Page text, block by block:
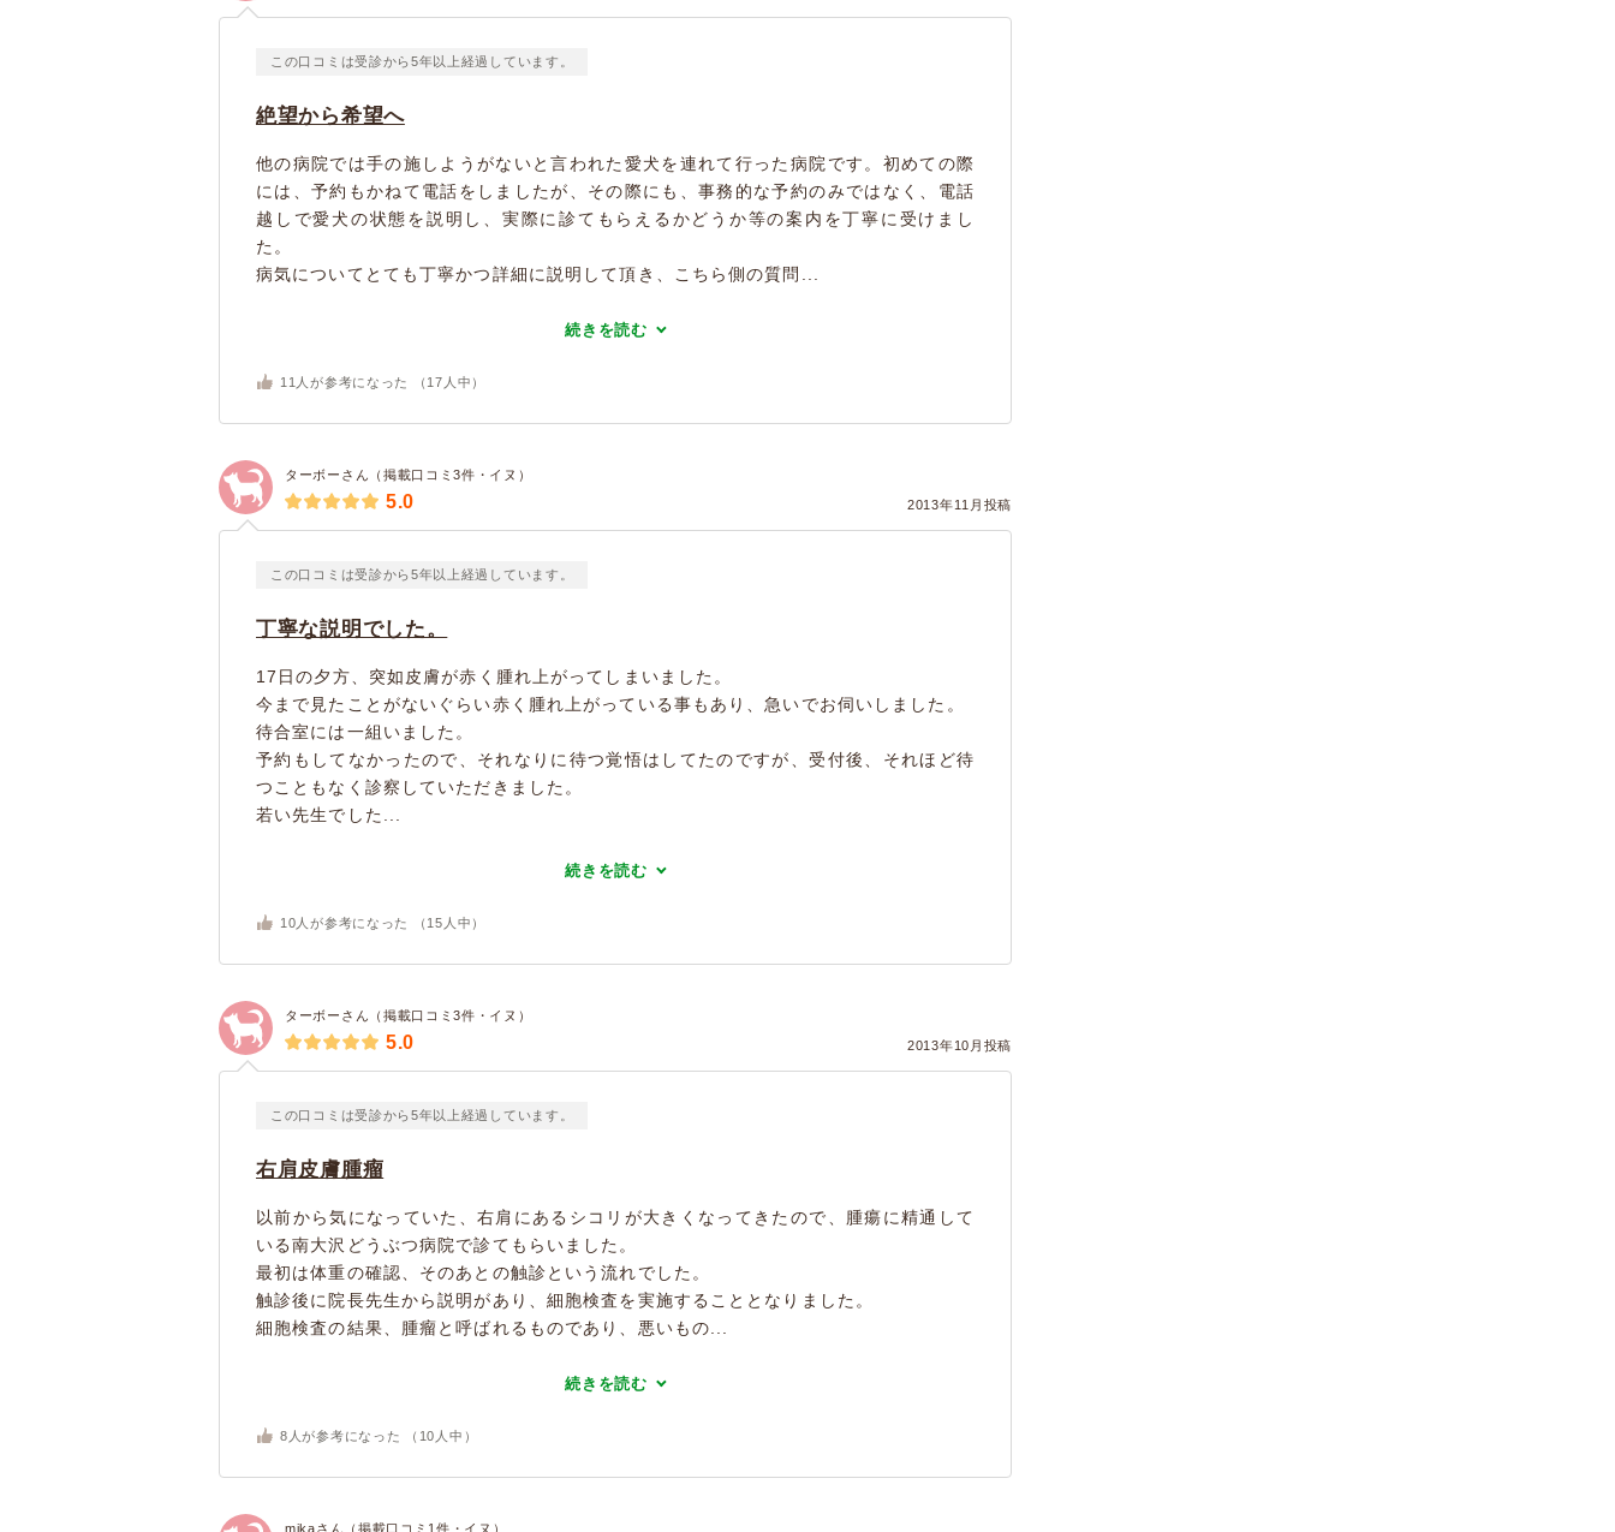
この口コミは受診から5年以上経過しています。
絶望から希望へ
他の病院では手の施しようがないと言われた愛犬を連れて行った病院です。初めての際
には、予約もかねて電話をしましたが、その際にも、事務的な予約のみではなく、電話
越しで愛犬の状態を説明し、実際に診てもらえるかどうか等の案内を丁寧に受けまし
た。
病気についてとても丁寧かつ詳細に説明して頂き、こちら側の質問...
続きを読む
11 人が参考になった （ 17 人中）
ターボーさん（掲載口コミ3件・イヌ）
2013年11月投稿
5.0
この口コミは受診から5年以上経過しています。
丁寧な説明でした。
17日の夕方、突如皮膚が赤く腫れ上がってしまいました。
今まで見たことがないぐらい赤く腫れ上がっている事もあり、急いでお伺いしました。
待合室には一組いました。
予約もしてなかったので、それなりに待つ覚悟はしてたのですが、受付後、それほど待
つこともなく診察していただきました。
若い先生でした...
続きを読む
10 人が参考になった （ 15 人中）
ターボーさん（掲載口コミ3件・イヌ）
2013年10月投稿
5.0
この口コミは受診から5年以上経過しています。
右肩皮膚腫瘤
以前から気になっていた、右肩にあるシコリが大きくなってきたので、腫瘍に精通して
いる南大沢どうぶつ病院で診てもらいました。
最初は体重の確認、そのあとの触診という流れでした。
触診後に院長先生から説明があり、細胞検査を実施することとなりました。
細胞検査の結果、腫瘤と呼ばれるものであり、悪いもの...
続きを読む
8 人が参考になった （ 10 人中）
mikaさん（掲載口コミ1件・イヌ）